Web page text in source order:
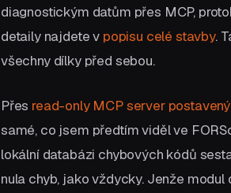
diagnostickým datům přes MCP,
detaily najdete v popisu celé stavby.
všechny dílky před sebou.
Přes read-only MCP server
samé, co jsem předtím viděl ve
lokální databázi chybových kódů
nula chyb, jako vždycky. Jenže